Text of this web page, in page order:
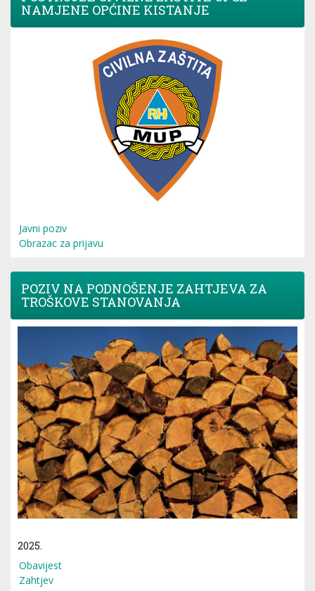
NAMJENE OPĆINE KISTANJE
Javni poziv
Obrazac za prijavu
POZIV NA PODNOŠENJE ZAHTJEVA ZA
TROŠKOVE STANOVANJA
2025.
Obavijest
Zahtjev